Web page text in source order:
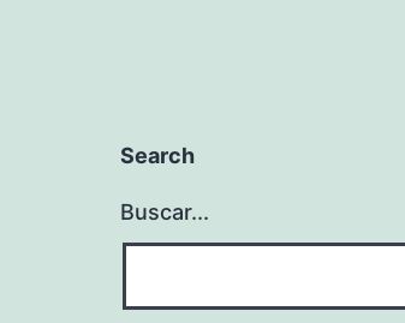
Search
Buscar...